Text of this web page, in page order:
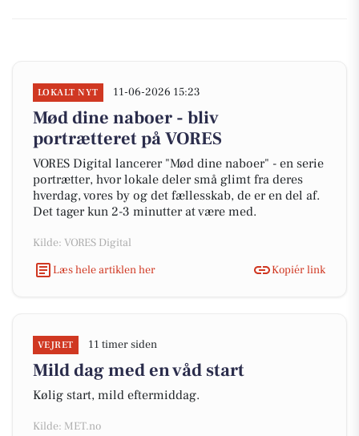
LOKALT NYT 11-06-2026 15:23
Mød dine naboer - bliv
portrætteret på VORES
VORES Digital lancerer "Mød dine naboer" - en serie
portrætter, hvor lokale deler små glimt fra deres
hverdag, vores by og det fællesskab, de er en del af.
Det tager kun 2-3 minutter at være med.
Kilde: VORES Digital
Læs hele artiklen her
Kopiér link
VEJRET 11 timer siden
Mild dag med en våd start
Kølig start, mild eftermiddag.
Kilde: MET.no